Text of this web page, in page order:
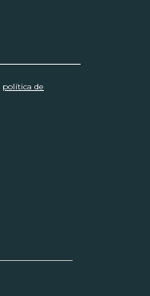
política de